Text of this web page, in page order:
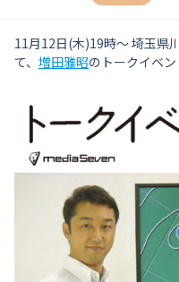
11月12日(木)19時〜 埼玉県
て、 増田雅昭のトークイベン